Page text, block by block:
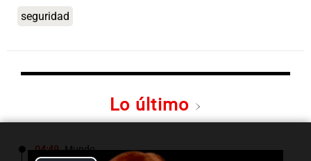
seguridad
Lo último
04:49 Mundo